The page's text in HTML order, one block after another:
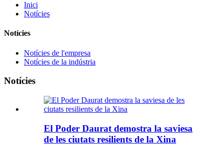
Inici
Notícies
Notícies
Notícies de l'empresa
Notícies de la indústria
Notícies
El Poder Daurat demostra la saviesa
de les ciutats resilients de la Xina